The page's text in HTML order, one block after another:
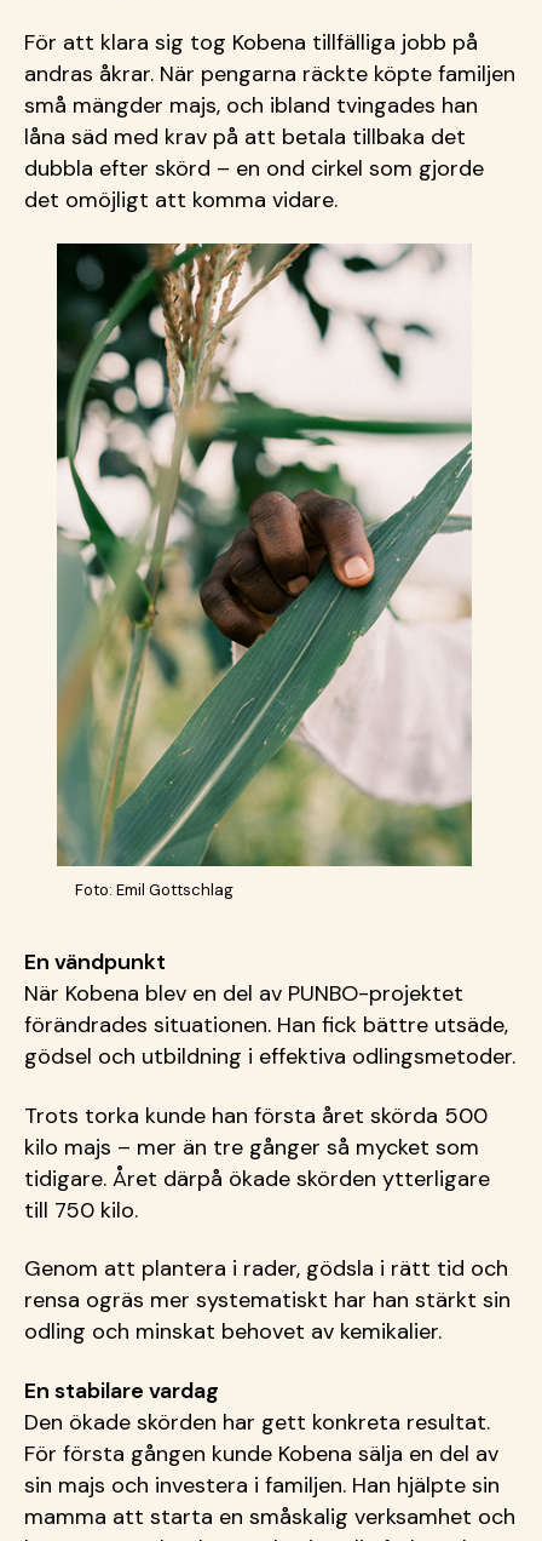
För att klara sig tog Kobena tillfälliga jobb på
andras åkrar. När pengarna räckte köpte familjen
små mängder majs, och ibland tvingades han
låna säd med krav på att betala tillbaka det
dubbla efter skörd – en ond cirkel som gjorde
det omöjligt att komma vidare.
Foto: Emil Gottschlag
En vändpunkt
När Kobena blev en del av PUNBO-projektet
förändrades situationen. Han fick bättre utsäde,
gödsel och utbildning i effektiva odlingsmetoder.
Trots torka kunde han första året skörda 500
kilo majs – mer än tre gånger så mycket som
tidigare. Året därpå ökade skörden ytterligare
till 750 kilo.
Genom att plantera i rader, gödsla i rätt tid och
rensa ogräs mer systematiskt har han stärkt sin
odling och minskat behovet av kemikalier.
En stabilare vardag
Den ökade skörden har gett konkreta resultat.
För första gången kunde Kobena sälja en del av
sin majs och investera i familjen. Han hjälpte sin
mamma att starta en småskalig verksamhet och